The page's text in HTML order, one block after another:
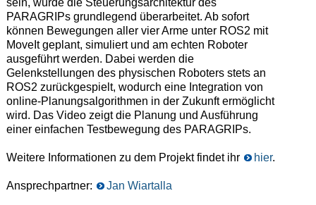
sein, wurde die Steuerungsarchitektur des
PARAGRIPs grundlegend überarbeitet. Ab sofort
können Bewegungen aller vier Arme unter ROS2 mit
MoveIt geplant, simuliert und am echten Roboter
ausgeführt werden. Dabei werden die
Gelenkstellungen des physischen Roboters stets an
ROS2 zurückgespielt, wodurch eine Integration von
online-Planungsalgorithmen in der Zukunft ermöglicht
wird. Das Video zeigt die Planung und Ausführung
einer einfachen Testbewegung des PARAGRIPs.
Weitere Informationen zu dem Projekt findet ihr hier.
Ansprechpartner: Jan Wiartalla